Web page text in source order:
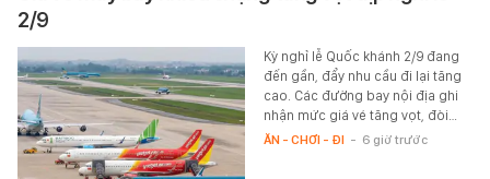
2/9
Kỳ nghỉ lễ Quốc khánh 2/9 đang
đến gần, đẩy nhu cầu đi lại tăng
cao. Các đường bay nội địa ghi
nhận mức giá vé tăng vọt, đòi…
ĂN - CHƠI - ĐI - 6 giờ trước